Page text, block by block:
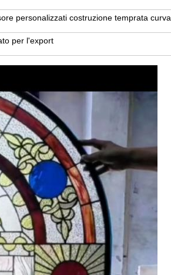
personalizzati costruzione temprata curva
per l'export